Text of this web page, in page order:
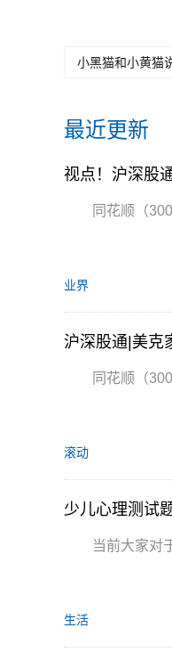
小黑猫和小黄猫
最近更新
视点！沪深股
同花顺（
业界
沪深股通|美克
同花顺（
滚动
少儿心理测试
当前大家对
生活